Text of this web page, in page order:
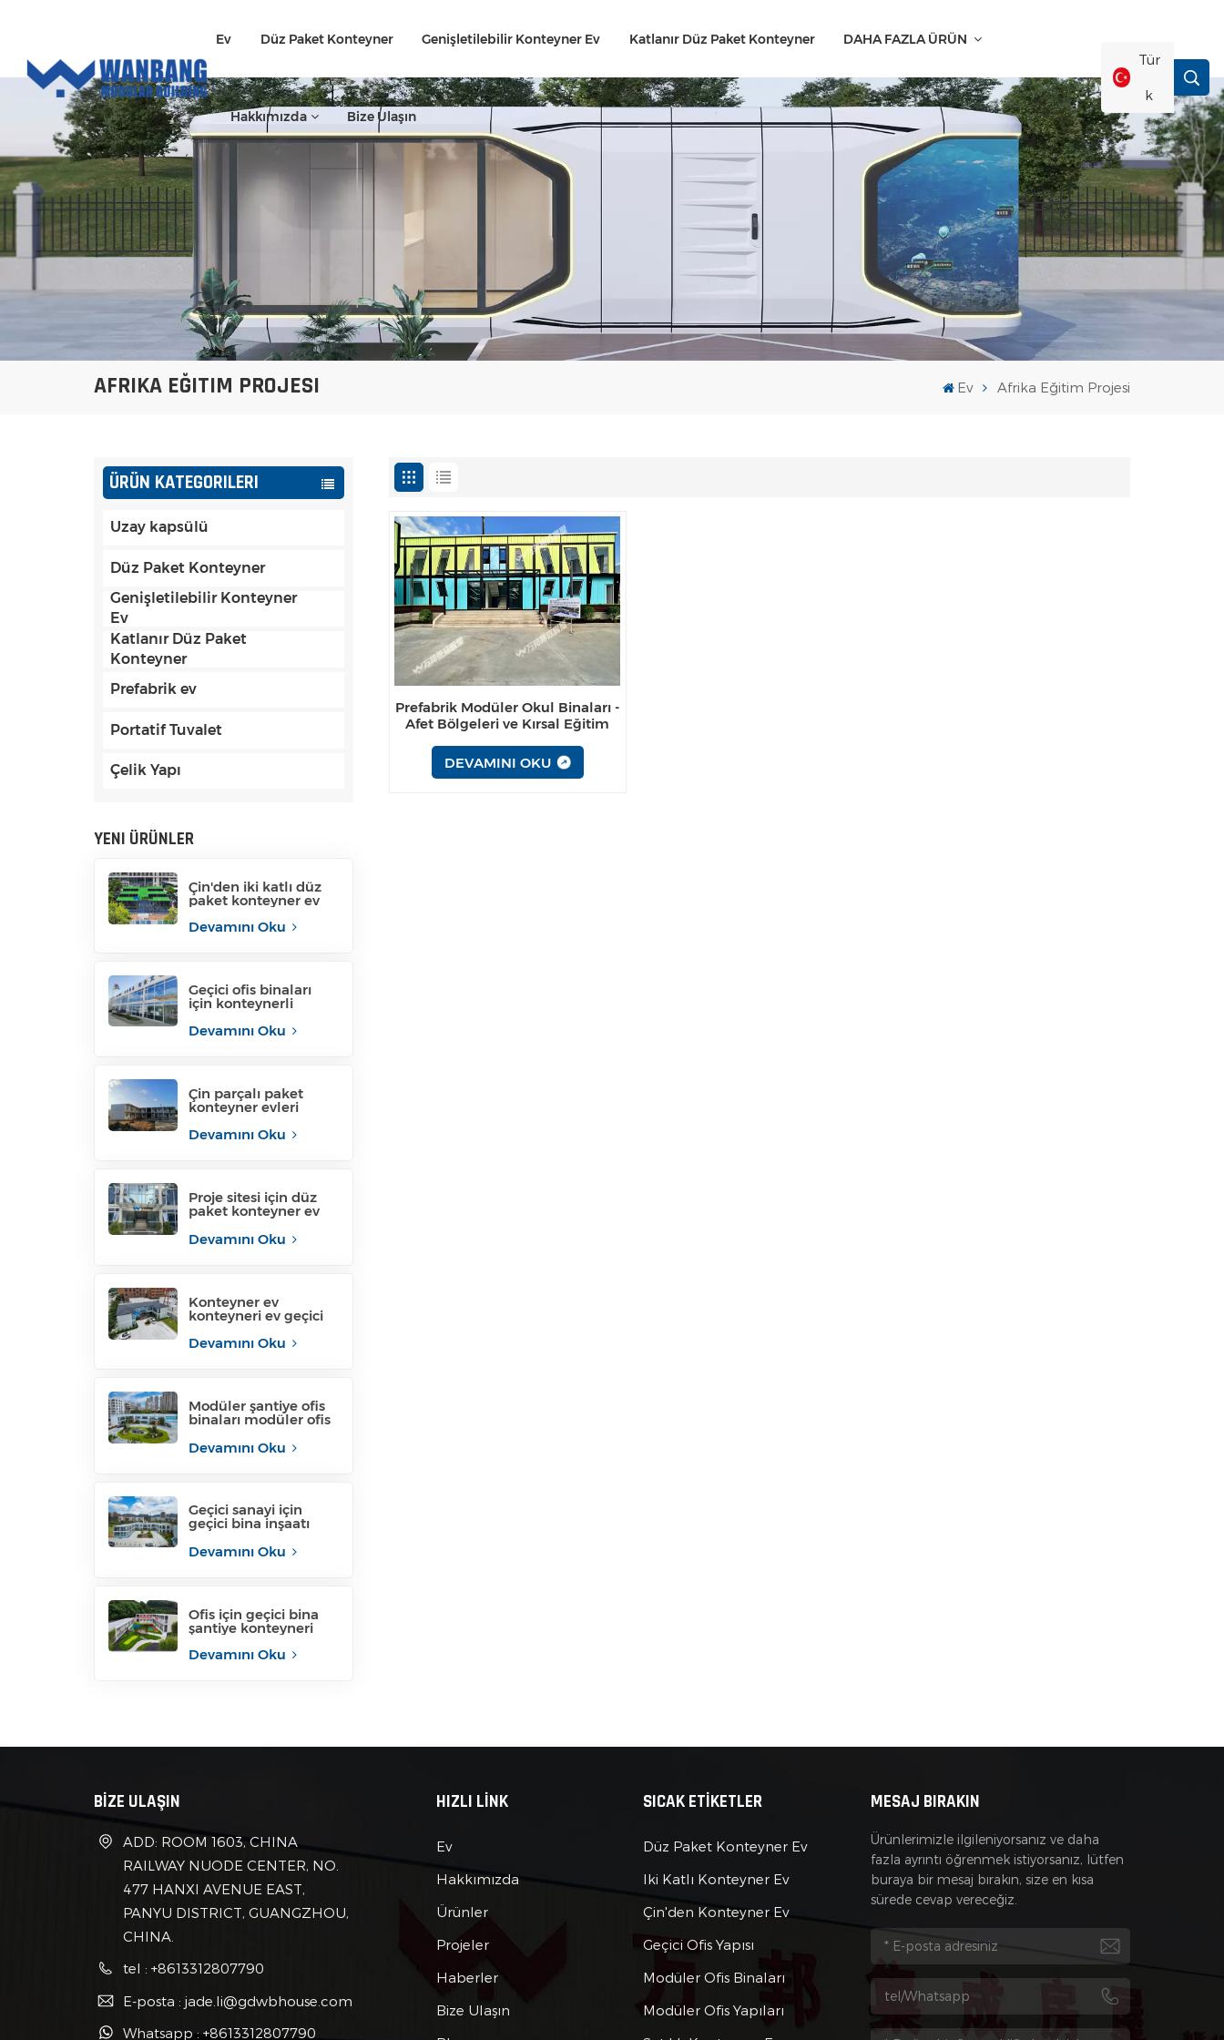
Ev Düz Paket Konteyner Genişletilebilir Konteyner Ev Katlanır Düz Paket Konteyner DAHA FAZLA ÜRÜN
Hakkımızda Bize Ulaşın
Tür
K
English
Français
Русский
AFRIKA EĞITIM PROJESI Ev Afrika Eğitim Projesi
ÜRÜN KATEGORILERI
Uzay kapsülü
Düz Paket Konteyner
Genişletilebilir Konteyner
Ev
Katlanır Düz Paket
Konteyner
Prefabrik ev
Portatif Tuvalet
Çelik Yapı
YENI ÜRÜNLER
Çin'den iki katlı düz
paket konteyner ev
Devamını Oku
Geçici ofis binaları
için konteynerli
konteyner evler
Devamını Oku
Çin parçalı paket
konteyner evleri
konteynerli
konteyner evleri
Devamını Oku
Proje sitesi için düz
paket konteyner ev
ofisi
Devamını Oku
Konteyner ev
konteyneri ev geçici
ofis yapısı satılık
filipinler
Devamını Oku
Modüler şantiye ofis
binaları modüler ofis
Devamını Oku
Geçici sanayi için
geçici bina inşaatı
Devamını Oku
Ofis için geçici bina
şantiye konteyneri
Devamını Oku
Prefabrik Modüler Okul Binaları -
Afet Bölgeleri ve Kırsal Eğitim
DEVAMINI OKU
BİZE ULAŞIN
ADD: ROOM 1603, CHINA
RAILWAY NUODE CENTER, NO.
477 HANXI AVENUE EAST,
PANYU DISTRICT, GUANGZHOU,
CHINA.
tel : +8613312807790
E-posta : jade.li@gdwbhouse.com
Whatsapp : +8613312807790
HIZLI LİNK
Ev
Hakkımızda
Ürünler
Projeler
Haberler
Bize Ulaşın
SICAK ETİKETLER
Düz Paket Konteyner Ev
Iki Katlı Konteyner Ev
Çin'den Konteyner Ev
Geçici Ofis Yapısı
Modüler Ofis Binaları
Modüler Ofis Yapıları
MESAJ BIRAKIN
Ürünlerimizle ilgileniyorsanız ve daha
fazla ayrıntı öğrenmek istiyorsanız, lütfen
buraya bir mesaj bırakın, size en kısa
sürede cevap vereceğiz.